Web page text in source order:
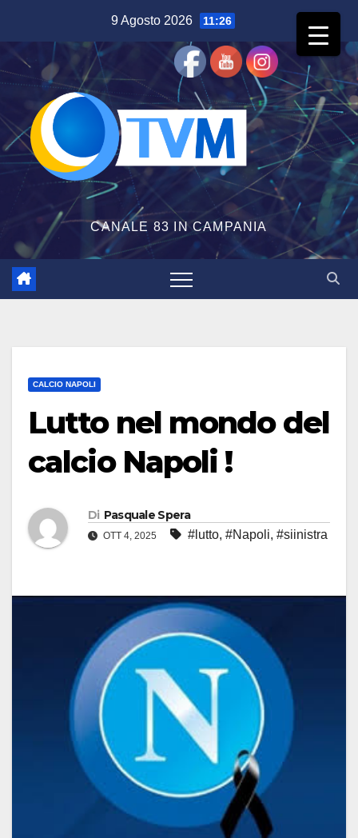
contenuto
9 Agosto 2026 11:26
CANALE 83 IN CAMPANIA
CALCIO NAPOLI
Lutto nel mondo del
calcio Napoli !
Di Pasquale Spera
OTT 4, 2025 #lutto, #Napoli, #siinistra